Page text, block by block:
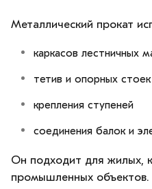
Металлический прокат
каркасов лестничных
тетив и опорных стоек
крепления ступеней
соединения балок и
Он подходит для жилых,
промышленных объектов.